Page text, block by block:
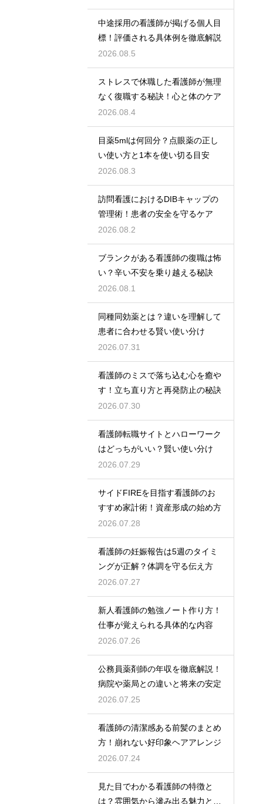
中途採用の看護師が掲げる個人目
標！評価される具体例を徹底解説
2026.08.5
ストレスで休職した看護師が無理
なく復職する秘訣！心と体のケア
2026.08.4
目薬5mlは何回分？点眼薬の正し
い使い方と1本を使い切る目安
2026.08.3
訪問看護におけるDIBキャップの
管理術！患者の安全を守るケア
2026.08.2
ブランクがある看護師の復職は怖
い？辛い不安を乗り越える秘訣
2026.08.1
同種同効薬とは？違いを理解して
患者に合わせる賢い使い分け
2026.07.31
看護師のミスで落ち込む心を癒や
す！立ち直り方と再発防止の秘訣
2026.07.30
看護師転職サイトとハローワーク
はどっちがいい？賢い使い分け
2026.07.29
サイドFIREを目指す看護師のお
すすめ家計術！資産形成の始め方
2026.07.28
看護師の妊娠報告は5週のタイミ
ングが正解？体調を守る伝え方
2026.07.27
新人看護師の勉強ノート作り方！
仕事が覚えられる具体的な内容
2026.07.26
公務員薬剤師の年収を徹底解説！
病院や薬局との違いと将来の安定
2026.07.25
看護師の清潔感ある前髪のまとめ
方！崩れない好印象ヘアアレンジ
2026.07.24
見た目でわかる看護師の特徴と
は？雰囲気から滲み出る魅力と秘